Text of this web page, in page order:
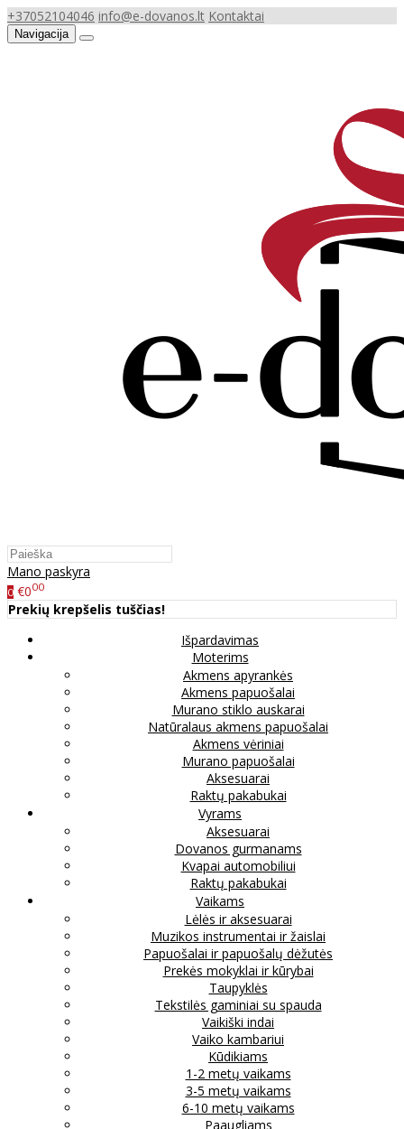
+37052104046 info@e-dovanos.lt Kontaktai
Navigacija
Mano paskyra
0 €000
Prekių krepšelis tuščias!
Išpardavimas
Moterims
Akmens apyrankės
Akmens papuošalai
Murano stiklo auskarai
Natūralaus akmens papuošalai
Akmens vėriniai
Murano papuošalai
Aksesuarai
Raktų pakabukai
Vyrams
Aksesuarai
Dovanos gurmanams
Kvapai automobiliui
Raktų pakabukai
Vaikams
Lėlės ir aksesuarai
Muzikos instrumentai ir žaislai
Papuošalai ir papuošalų dėžutės
Prekės mokyklai ir kūrybai
Taupyklės
Tekstilės gaminiai su spauda
Vaikiški indai
Vaiko kambariui
Kūdikiams
1-2 metų vaikams
3-5 metų vaikams
6-10 metų vaikams
Paaugliams